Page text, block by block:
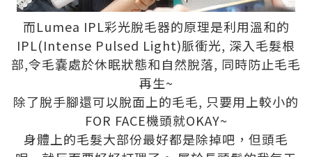
而Lumea IPL彩光脫毛器的原理是利用溫和的
IPL(Intense Pulsed Light)脈衝光, 深入毛髮根
部,令毛嚢處於休眠狀態和自然脫落, 同時防止毛毛
再生~
除了脫手腳還可以脫面上的毛毛, 只要用上較小的
FOR FACE機頭就OKAY~
身體上的毛髮大部份最好都是除掉吧，但頭毛